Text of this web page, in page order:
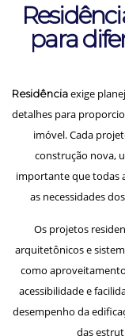
para
Residênciaexige
detalhes para
imóvel. Cada
construção nova,
importante que todas
as necessidades
Os projetos
arquitetônicos e
como
acessibilidade e
desempenho da
das